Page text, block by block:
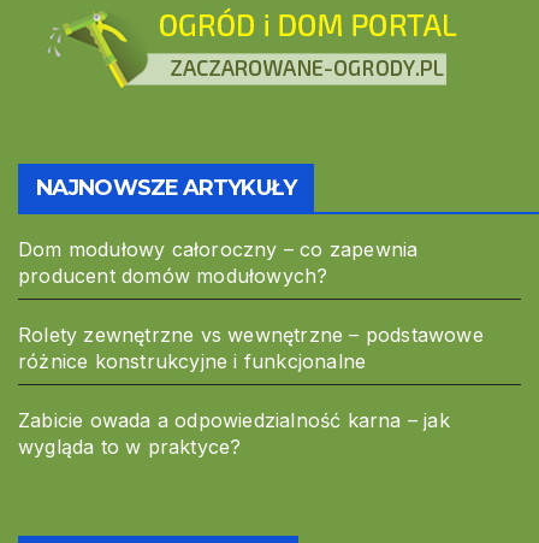
NAJNOWSZE ARTYKUŁY
Dom modułowy całoroczny – co zapewnia
producent domów modułowych?
Rolety zewnętrzne vs wewnętrzne – podstawowe
różnice konstrukcyjne i funkcjonalne
Zabicie owada a odpowiedzialność karna – jak
wygląda to w praktyce?